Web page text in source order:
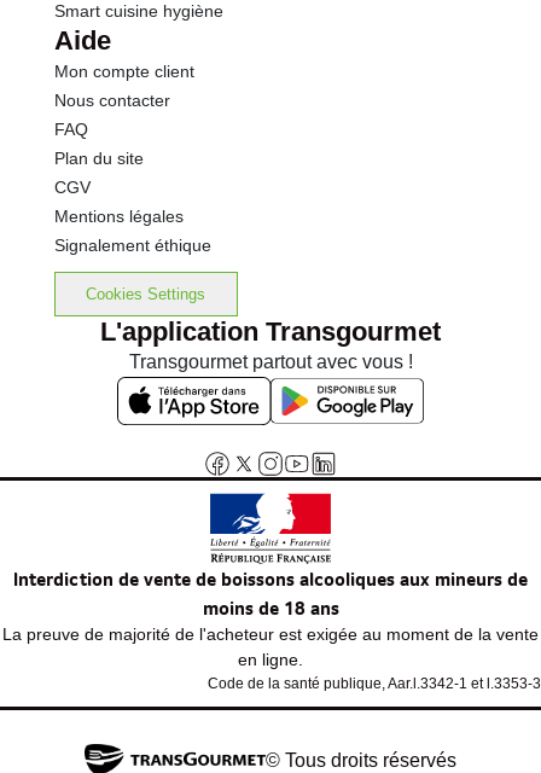
Smart cuisine hygiène
Aide
Mon compte client
Nous contacter
FAQ
Plan du site
CGV
Mentions légales
Signalement éthique
Cookies Settings
L'application Transgourmet
Transgourmet partout avec vous !
Interdiction de vente de boissons alcooliques aux mineurs de
moins de 18 ans
La preuve de majorité de l'acheteur est exigée au moment de la vente
en ligne.
Code de la santé publique, Aar.l.3342-1 et l.3353-3
© Tous droits réservés